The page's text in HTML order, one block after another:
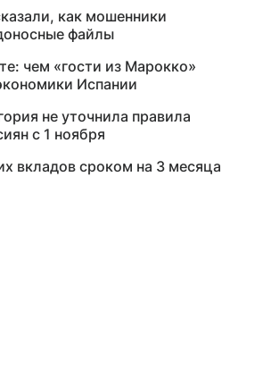
как мошенники
файлы
чем «гости из Марокко»
Испании
не уточнила правила
с 1 ноября
вкладов сроком на 3 месяца